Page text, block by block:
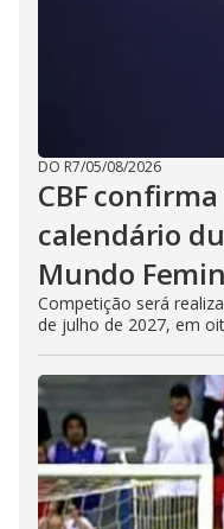
DO R7/05/08/2026
CBF
calendário
Mundo
Competição será
de julho de 2027, em